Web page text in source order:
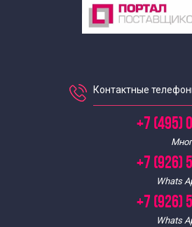
Экскурсии выходного дня
Экскурсии для
Экскурсии по Москве для
Экскурсии для
Экскурсии для
Контактные
+7 (495)
+7 (926)
Whats
+7 (926)
Whats